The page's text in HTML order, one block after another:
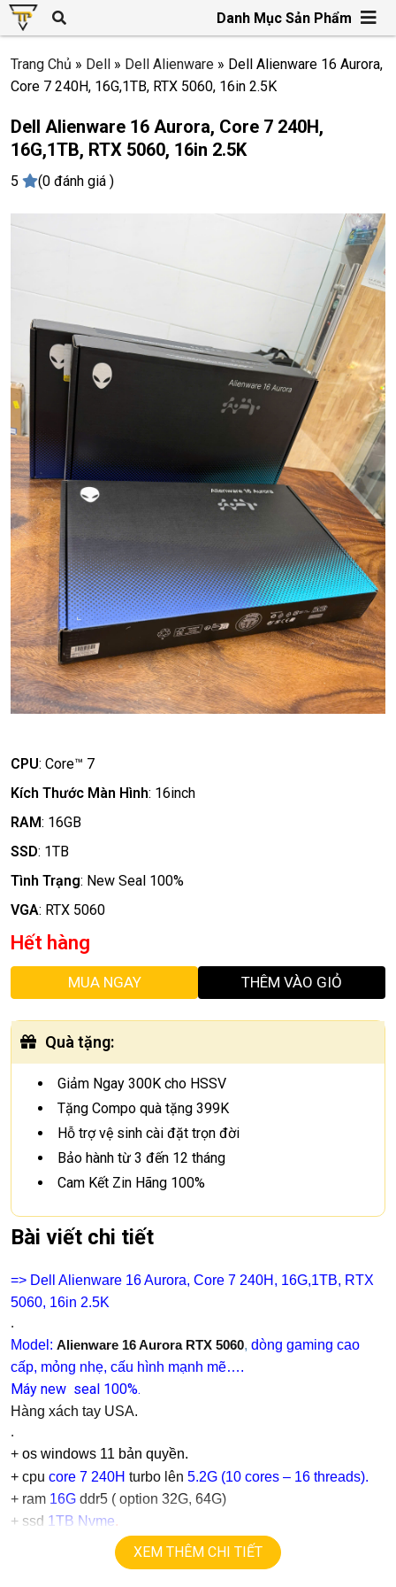
Danh Mục Sản Phẩm
Trang Chủ » Dell » Dell Alienware » Dell Alienware 16 Aurora,
Core 7 240H, 16G,1TB, RTX 5060, 16in 2.5K
Dell Alienware 16 Aurora, Core 7 240H,
16G,1TB, RTX 5060, 16in 2.5K
5 (0 đánh giá )
CPU: Core™ 7
Kích Thước Màn Hình: 16inch
RAM: 16GB
SSD: 1TB
Tình Trạng: New Seal 100%
VGA: RTX 5060
Hết hàng
MUA NGAY THÊM VÀO GIỎ
Quà tặng:
Giảm Ngay 300K cho HSSV
Tặng Compo quà tặng 399K
Hỗ trợ vệ sinh cài đặt trọn đời
Bảo hành từ 3 đến 12 tháng
Cam Kết Zin Hãng 100%
Bài viết chi tiết
=> Dell Alienware 16 Aurora, Core 7 240H, 16G,1TB, RTX
5060, 16in 2.5K
.
Model: Alienware 16 Aurora RTX 5060, dòng gaming cao
cấp, mỏng nhẹ, cấu hình mạnh mẽ….
Máy new seal 100%.
Hàng xách tay USA.
.
+ os windows 11 bản quyền.
+ cpu core 7 240H turbo lên 5.2G (10 cores – 16 threads).
+ ram 16G ddr5 ( option 32G, 64G)
+ ssd 1TB Nvme.
QHD+(2560 X1600)120hz
XEM THÊM CHI TIẾT